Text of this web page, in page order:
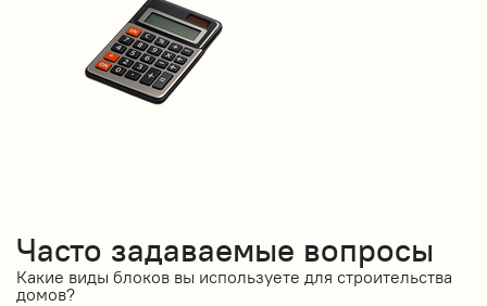
Часто задаваемые вопросы
Какие виды блоков вы используете для строительства
домов?